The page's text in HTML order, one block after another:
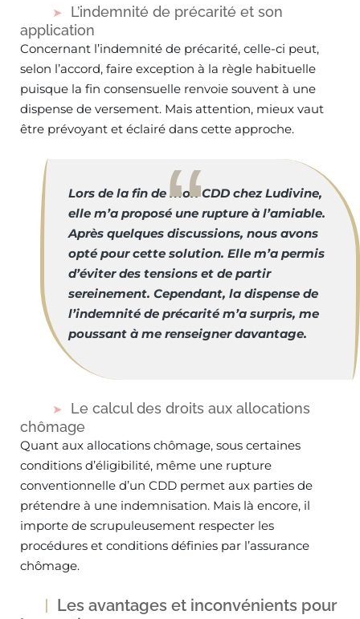
L’indemnité de précarité et son
application
Concernant l’indemnité de précarité, celle-ci peut,
selon l’accord, faire exception à la règle habituelle
puisque la fin consensuelle renvoie souvent à une
dispense de versement. Mais attention, mieux vaut
être prévoyant et éclairé dans cette approche.
Lors de la fin de mon CDD chez Ludivine,
elle m’a proposé une rupture à l’amiable.
Après quelques discussions, nous avons
opté pour cette solution. Elle m’a permis
d’éviter des tensions et de partir
sereinement. Cependant, la dispense de
l’indemnité de précarité m’a surpris, me
poussant à me renseigner davantage.
Le calcul des droits aux allocations
chômage
Quant aux allocations chômage, sous certaines
conditions d’éligibilité, même une rupture
conventionnelle d’un CDD permet aux parties de
prétendre à une indemnisation. Mais là encore, il
importe de scrupuleusement respecter les
procédures et conditions définies par l’assurance
chômage.
Les avantages et inconvénients pour